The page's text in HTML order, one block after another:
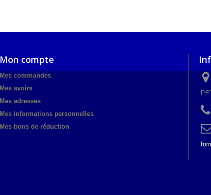
Mon compte
Mes commandes
Mes avoirs
Mes adresses
Mes informations personnelles
Mes bons de réduction